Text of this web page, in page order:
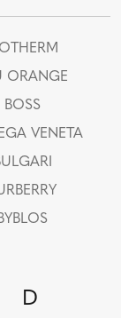
ORANGE
BOSS
VENETA
D